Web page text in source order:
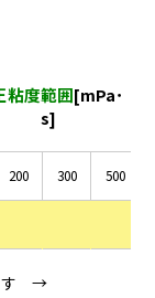
粘度範囲[mPa･
s]
200 300 500
す →